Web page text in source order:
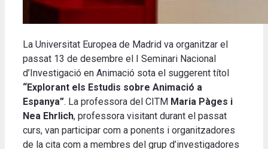
La Universitat Europea de Madrid va organitzar el
passat 13 de desembre el I Seminari Nacional
d’Investigació en Animació sota el suggerent títol
“Explorant els Estudis sobre Animació a
Espanya”. La professora del CITM Maria Pàges i
Nea Ehrlich, professora visitant durant el passat
curs, van participar com a ponents i organitzadores
de la cita com a membres del grup d’investigadores